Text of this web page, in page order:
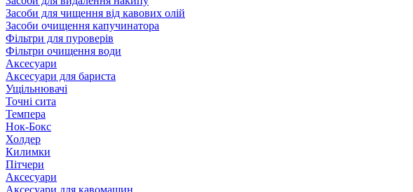
Засоби для чищення від кавових олій
Засоби очищення капучинатора
Фільтри для пуроверів
Фільтри очищення води
Аксесуари
Аксесуари для бариста
Ущільнювачі
Точні сита
Темпера
Нок-Бокс
Холдер
Килимки
Пітчери
Аксесуари
Аксесуари для кавомашин